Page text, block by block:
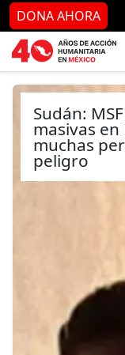
Ir al contenido
DONA AHORA
Sudán:
masivas en
muchas
peligro